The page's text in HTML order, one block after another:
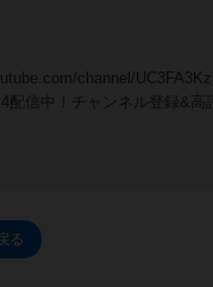
channel/
配信中！チャンネル登録&高
る